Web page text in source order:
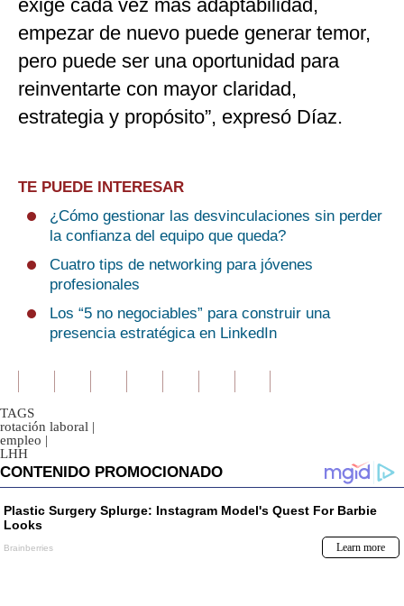
exige cada vez más adaptabilidad,
empezar de nuevo puede generar temor,
pero puede ser una oportunidad para
reinventarte con mayor claridad,
estrategia y propósito”, expresó Díaz.
TE PUEDE INTERESAR
¿Cómo gestionar las desvinculaciones sin perder
la confianza del equipo que queda?
Cuatro tips de networking para jóvenes
profesionales
Los “5 no negociables” para construir una
presencia estratégica en LinkedIn
TAGS
rotación laboral |
empleo |
LHH